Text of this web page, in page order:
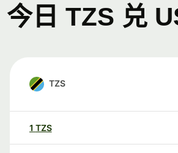
今日 TZS 兑
TZS
1 TZS